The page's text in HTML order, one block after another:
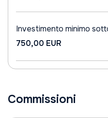
Investimento minimo
750,00 EUR
Commissioni